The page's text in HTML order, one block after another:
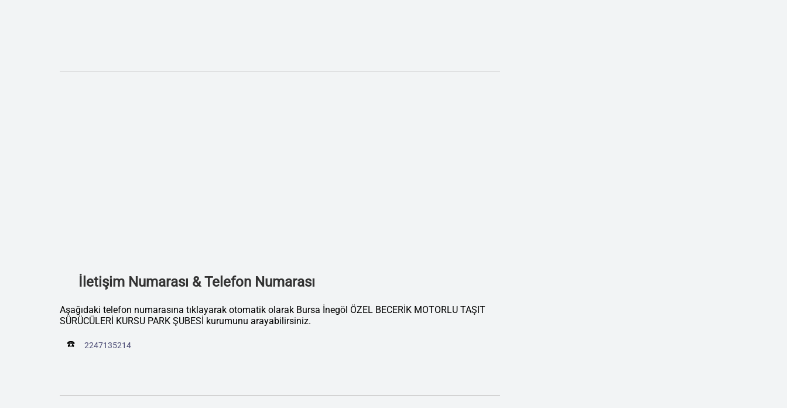
İletişim Numarası & Telefon Numarası
Aşağıdaki telefon numarasına tıklayarak otomatik olarak Bursa İnegöl ÖZEL BECERİK MOTORLU TAŞIT
SÜRÜCÜLERİ KURSU PARK ŞUBESİ kurumunu arayabilirsiniz.
☎️ 2247135214